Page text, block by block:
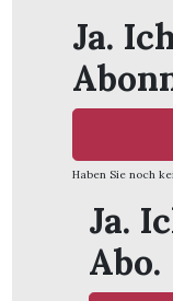
Ja.
Haben Sie noch
Ja.
Abo.